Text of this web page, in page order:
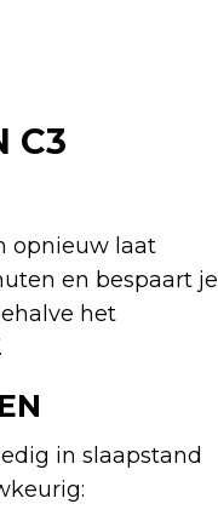
C3
opnieuw laat
en bespaart je
het
in slaapstand